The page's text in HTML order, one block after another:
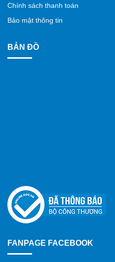
Chính sách thanh toán
Bảo mật thông tin
BẢN ĐỒ
FANPAGE FACEBOOK